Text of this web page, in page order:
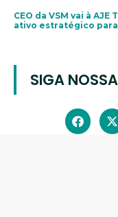
CEO da VSM vai à
ativo estratégico
SIGA